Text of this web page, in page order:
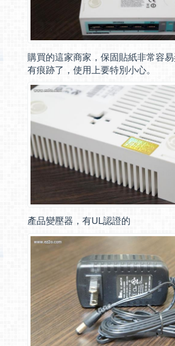
購買的這家商家，保固貼紙非常容
有痕跡了，使用上要特別小心。
產品變壓器，有UL認證的